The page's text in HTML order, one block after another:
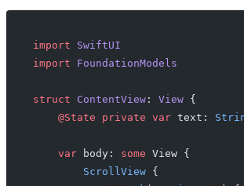
import SwiftUI
import FoundationModels
struct ContentView: View {
    @State
private var text:
    var
body: some View {
        ScrollView
{